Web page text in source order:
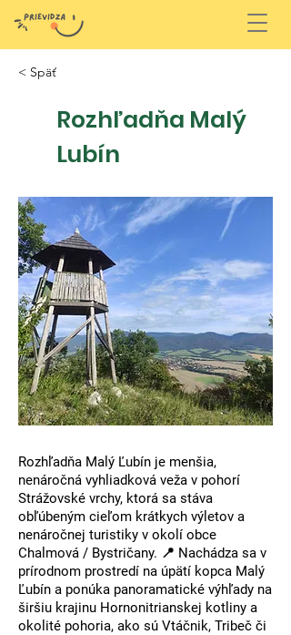
< Späť
Rozhľadňa Malý
Lubín
Rozhľadňa Malý Ľubín je menšia,
nenáročná vyhliadková veža v pohorí
Strážovské vrchy, ktorá sa stáva
obľúbeným cieľom krátkych výletov a
nenáročnej turistiky v okolí obce
Chalmová / Bystričany. 📍 Nachádza sa v
prírodnom prostredí na úpätí kopca Malý
Ľubín a ponúka panoramatické výhľady na
širšiu krajinu Hornonitrianskej kotliny a
okolité pohoria, ako sú Vtáčnik, Tribeč či